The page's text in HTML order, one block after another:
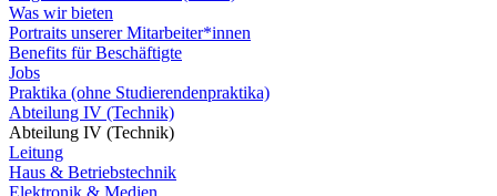
Was wir bieten
Portraits unserer Mitarbeiter*innen
Benefits für Beschäftigte
Jobs
Praktika (ohne Studierendenpraktika)
Abteilung IV (Technik)
Abteilung IV (Technik)
Leitung
Haus & Betriebstechnik
Elektronik & Medien